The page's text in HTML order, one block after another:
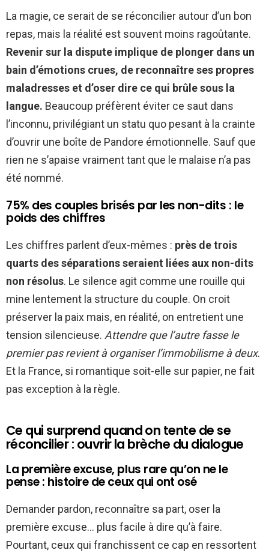
La magie, ce serait de se réconcilier autour d’un bon
repas, mais la réalité est souvent moins ragoûtante.
Revenir sur la dispute implique de plonger dans un
bain d’émotions crues, de reconnaître ses propres
maladresses et d’oser dire ce qui brûle sous la
langue. Beaucoup préfèrent éviter ce saut dans
l’inconnu, privilégiant un statu quo pesant à la crainte
d’ouvrir une boîte de Pandore émotionnelle. Sauf que
rien ne s’apaise vraiment tant que le malaise n’a pas
été nommé.
75% des couples brisés par les non-dits : le
poids des chiffres
Les chiffres parlent d’eux-mêmes : près de trois
quarts des séparations seraient liées aux non-dits
non résolus. Le silence agit comme une rouille qui
mine lentement la structure du couple. On croit
préserver la paix mais, en réalité, on entretient une
tension silencieuse. Attendre que l’autre fasse le
premier pas revient à organiser l’immobilisme à deux.
Et la France, si romantique soit-elle sur papier, ne fait
pas exception à la règle.
Ce qui surprend quand on tente de se
réconcilier : ouvrir la brèche du dialogue
La première excuse, plus rare qu’on ne le
pense : histoire de ceux qui ont osé
Demander pardon, reconnaître sa part, oser la
première excuse… plus facile à dire qu’à faire.
Pourtant, ceux qui franchissent ce cap en ressortent